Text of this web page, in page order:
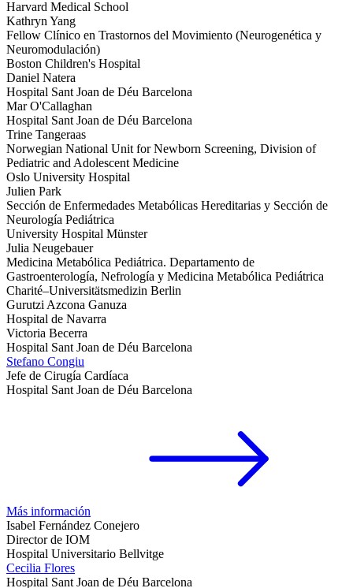
Harvard Medical School
Kathryn Yang
Fellow Clínico en Trastornos del Movimiento (Neurogenética y
Neuromodulación)
Boston Children's Hospital
Daniel Natera
Hospital Sant Joan de Déu Barcelona
Mar O'Callaghan
Hospital Sant Joan de Déu Barcelona
Trine Tangeraas
Norwegian National Unit for Newborn Screening, Division of
Pediatric and Adolescent Medicine
Oslo University Hospital
Julien Park
Sección de Enfermedades Metabólicas Hereditarias y Sección de
Neurología Pediátrica
University Hospital Münster
Julia Neugebauer
Medicina Metabólica Pediátrica. Departamento de
Gastroenterología, Nefrología y Medicina Metabólica Pediátrica
Charité–Universitätsmedizin Berlin
Gurutzi Azcona Ganuza
Hospital de Navarra
Victoria Becerra
Hospital Sant Joan de Déu Barcelona
Stefano Congiu
Jefe de Cirugía Cardíaca
Hospital Sant Joan de Déu Barcelona
Más información
Isabel Fernández Conejero
Director de IOM
Hospital Universitario Bellvitge
Cecilia Flores
Hospital Sant Joan de Déu Barcelona